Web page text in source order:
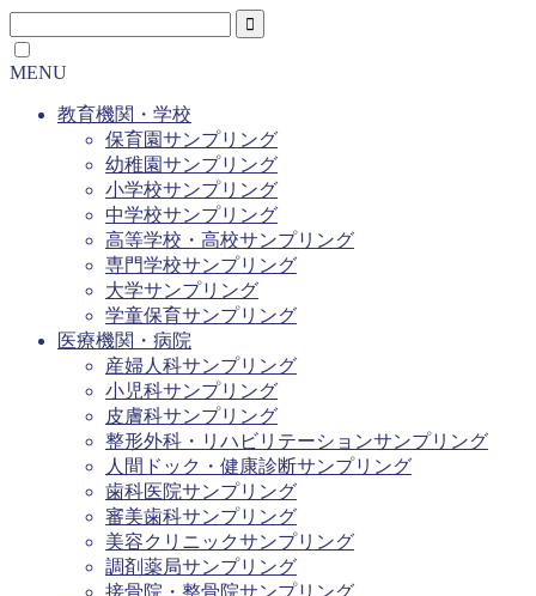
MENU
教育機関・学校
保育園サンプリング
幼稚園サンプリング
小学校サンプリング
中学校サンプリング
高等学校・高校サンプリング
専門学校サンプリング
大学サンプリング
学童保育サンプリング
医療機関・病院
産婦人科サンプリング
小児科サンプリング
皮膚科サンプリング
整形外科・リハビリテーションサンプリング
人間ドック・健康診断サンプリング
歯科医院サンプリング
審美歯科サンプリング
美容クリニックサンプリング
調剤薬局サンプリング
接骨院・整骨院サンプリング